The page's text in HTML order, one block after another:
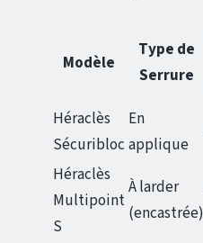
Modèle
Type de
Serrure
Héraclès
Sécuribloc
En
applique
Héraclès
Multipoint
S
À larder
(encastrée)